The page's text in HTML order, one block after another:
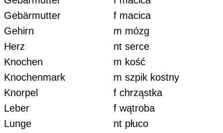
Gebärmutter
f macica
Gehirn
m mózg
Herz
nt serce
Knochen
m kość
Knochenmark
m szpik kostny
Knorpel
f chrząstka
Leber
f wątroba
Lunge
nt płuco